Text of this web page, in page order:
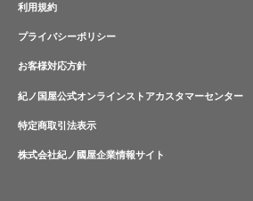
利用規約
プライバシーポリシー
お客様対応方針
紀ノ国屋公式オンラインストアカスタマーセンター
特定商取引法表示
株式会社紀ノ國屋企業情報サイト